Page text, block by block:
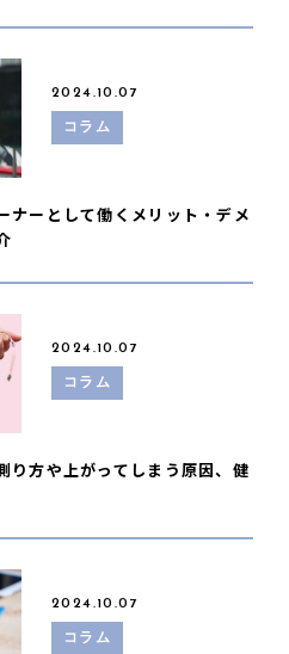
2024.10.07
コラム
ナーとして働くメリット・デメ
2024.10.07
コラム
り方や上がってしまう原因、健
2024.10.07
コラム